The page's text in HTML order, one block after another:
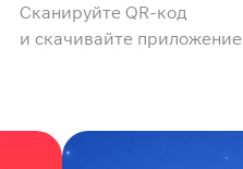
Сканируйте QR-код
и скачивайте приложение